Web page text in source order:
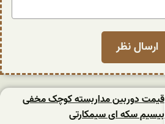
قیمت دوربین مداربسته کوچک مخفی
بیسیم سکه ای سیمکارتی